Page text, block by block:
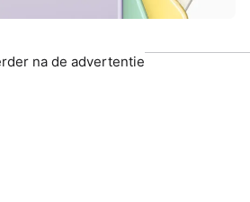
na de advertentie